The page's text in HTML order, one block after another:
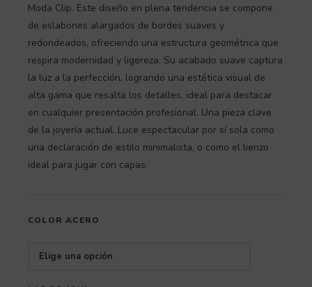
Moda Clip. Este diseño en plena tendencia se compone
de eslabones alargados de bordes suaves y
redondeados, ofreciendo una estructura geométrica que
respira modernidad y ligereza. Su acabado suave captura
la luz a la perfección, logrando una estética visual de
alta gama que resalta los detalles, ideal para destacar
en cualquier presentación profesional. Una pieza clave
de la joyería actual. Luce espectacular por sí sola como
una declaración de estilo minimalista, o como el lienzo
ideal para jugar con capas.
COLOR ACERO